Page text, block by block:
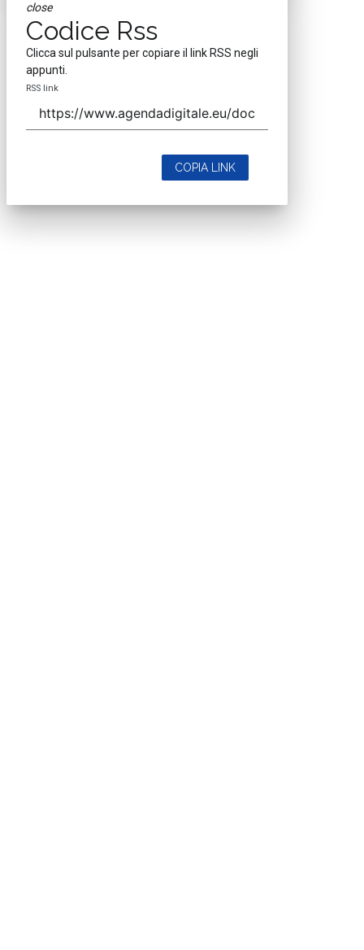
close
Codice Rss
Clicca sul pulsante per copiare il link RSS negli
appunti.
RSS link
COPIA LINK